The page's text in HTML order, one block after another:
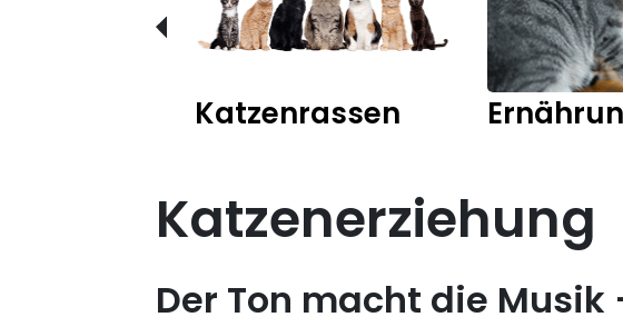
Katzenrassen
Katzenerziehung
Der Ton macht die